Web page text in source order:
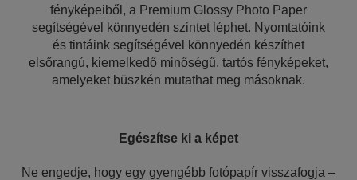
fényképeiből, a Premium Glossy Photo Paper
segítségével könnyedén szintet léphet. Nyomtatóink
és tintáink segítségével könnyedén készíthet
elsőrangú, kiemelkedő minőségű, tartós fényképeket,
amelyeket büszkén mutathat meg másoknak.
Egészítse ki a képet
Ne engedje, hogy egy gyengébb fotópapír visszafogja –